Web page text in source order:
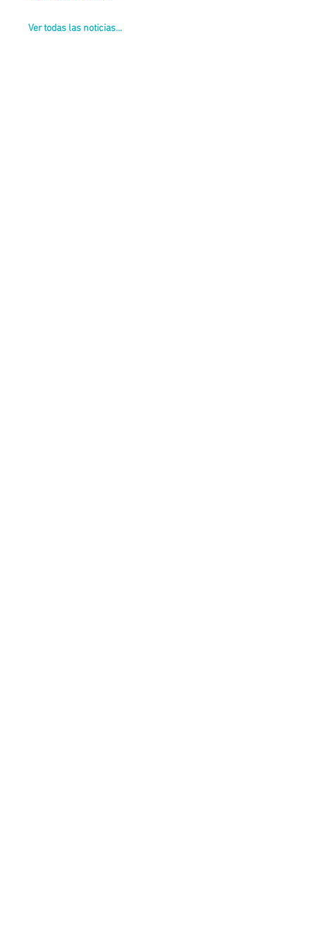
Ver todas las noticias...